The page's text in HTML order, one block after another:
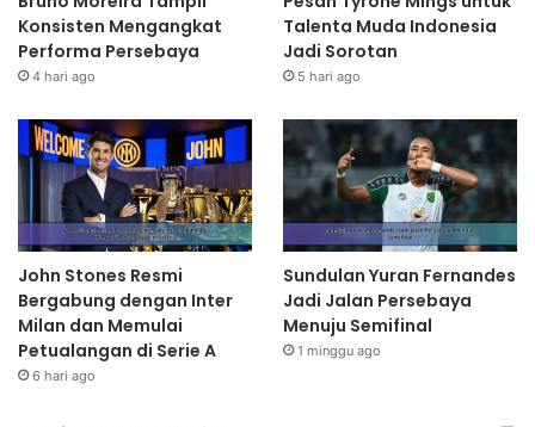
Konsisten Mengangkat
Performa Persebaya
4 hari ago
Talenta Muda Indonesia
Jadi Sorotan
5 hari ago
John Stones Resmi
Bergabung dengan Inter
Milan dan Memulai
Petualangan di Serie A
6 hari ago
Sundulan Yuran Fernandes
Jadi Jalan Persebaya
Menuju Semifinal
1 minggu ago